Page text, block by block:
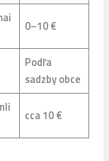
0–10 €
Podľa
sadzby obce
cca 10 €